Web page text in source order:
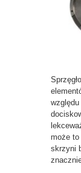
może to
skrzyni